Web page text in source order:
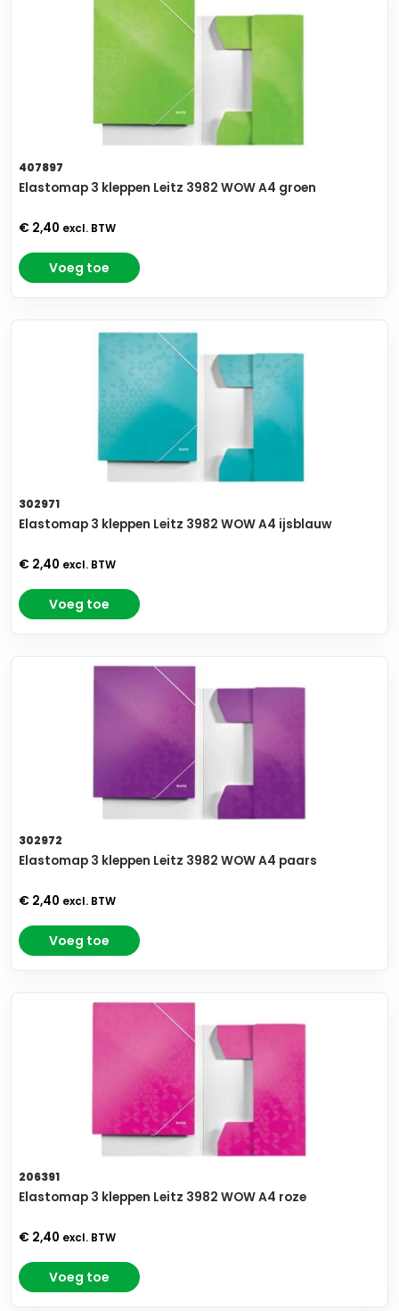
407897
Elastomap 3 kleppen Leitz 3982 WOW A4 groen
€ 2,40 excl. BTW
Voeg toe
302971
Elastomap 3 kleppen Leitz 3982 WOW A4 ijsblauw
€ 2,40 excl. BTW
Voeg toe
302972
Elastomap 3 kleppen Leitz 3982 WOW A4 paars
€ 2,40 excl. BTW
Voeg toe
206391
Elastomap 3 kleppen Leitz 3982 WOW A4 roze
€ 2,40 excl. BTW
Voeg toe